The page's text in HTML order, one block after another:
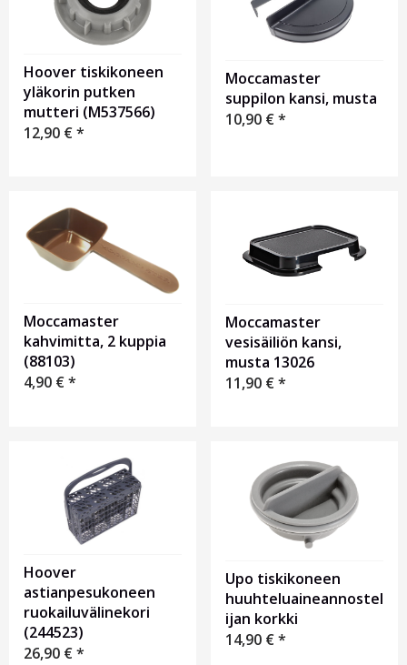
Hoover tiskikoneen
yläkorin putken
mutteri (M537566)
12,90 €*
Moccamaster
suppilon kansi, musta
10,90 €*
Moccamaster
kahvimitta, 2 kuppia
(88103)
4,90 €*
Moccamaster
vesisäiliön kansi,
musta 13026
11,90 €*
Hoover
astianpesukoneen
ruokailuvälinekori
(244523)
26,90 €*
Upo tiskikoneen
huuhteluaineannostel
ijan korkki
14,90 €*